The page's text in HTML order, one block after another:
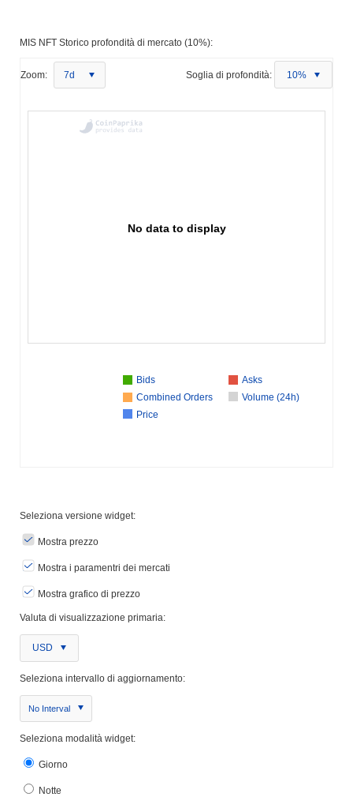
MIS NFT Storico profondità di mercato (10%):
Zoom: 7d Soglia di profondità: 10%
No data to display
Bids
Asks
Combined Orders
Volume (24h)
Price
Seleziona versione widget:
Mostra prezzo
Mostra i paramentri dei mercati
Mostra grafico di prezzo
Valuta di visualizzazione primaria:
USD
Seleziona intervallo di aggiornamento:
No Interval
Seleziona modalità widget:
Giorno
Notte